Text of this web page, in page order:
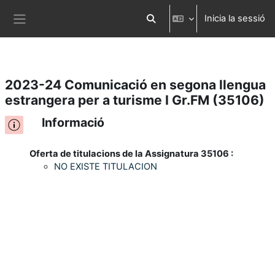
Ves al contingut principal Commuta l'entrada de la cerca
Inicia la sessió
2023-24 Comunicació en segona llengua
estrangera per a turisme I Gr.FM (35106)
Informació
Oferta de titulacions de la Assignatura 35106 :
NO EXISTE TITULACION